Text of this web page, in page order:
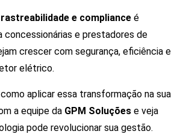
rastreabilidade e compliance é
concessionárias e prestadores de
crescer com segurança, eficiência e
elétrico.
aplicar essa transformação na sua
a equipe da GPM Soluções e veja
pode revolucionar sua gestão.